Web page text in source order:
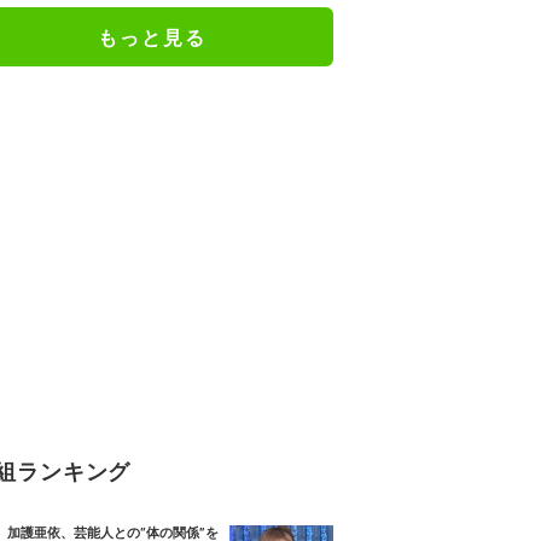
もっと見る
ランキング
加護亜依、芸能人との“体の関係”を